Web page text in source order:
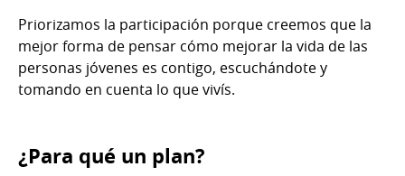
Priorizamos la participación porque creemos que la
mejor forma de pensar cómo mejorar la vida de las
personas jóvenes es contigo, escuchándote y
tomando en cuenta lo que vivís.
¿Para qué un plan?